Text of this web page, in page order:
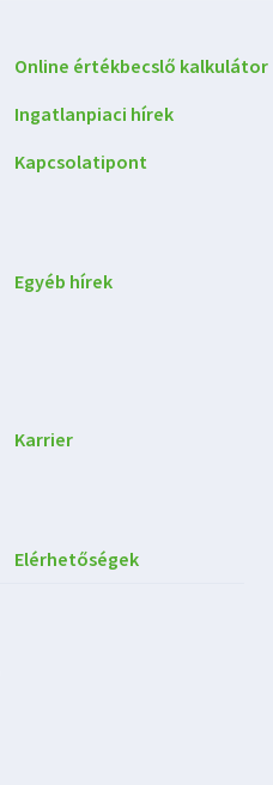
Online értékbecslő kalkulátor
Ingatlanpiaci hírek
Kapcsolatipont
Egyéb hírek
Karrier
Elérhetőségek